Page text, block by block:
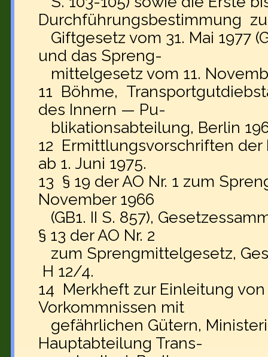
Durchführungsbestimmung
Giftgesetz vom 31. Mai 1977
und das Spreng-
mittelgesetz vom 11.
11 Böhme,
des Innern — Pu-
blikationsabteilung, Berlin
12 Ermittlungsvorschriften der
ab 1. Juni 1975.
13 § 19 der AO Nr. 1 zum
November 1966
(GB1. II S. 857),
§ 13 der AO Nr. 2
zum Sprengmittelgesetz,
H 12/4.
14 Merkheft zur Einleitung
Vorkommnissen mit
gefährlichen Gütern,
Hauptabteilung Trans-